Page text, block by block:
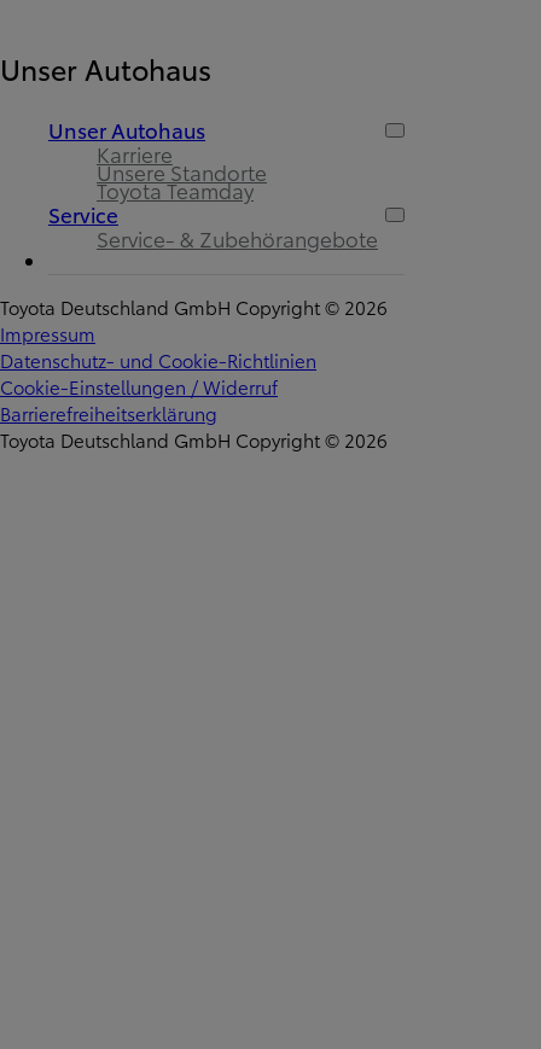
Unser Autohaus
Unser Autohaus
Karriere
Unsere Standorte
Toyota Teamday
Service
Service- & Zubehörangebote
Toyota Deutschland GmbH Copyright © 2026
Impressum
Datenschutz- und Cookie-Richtlinien
Cookie-Einstellungen / Widerruf
Barrierefreiheitserklärung
Toyota Deutschland GmbH Copyright © 2026